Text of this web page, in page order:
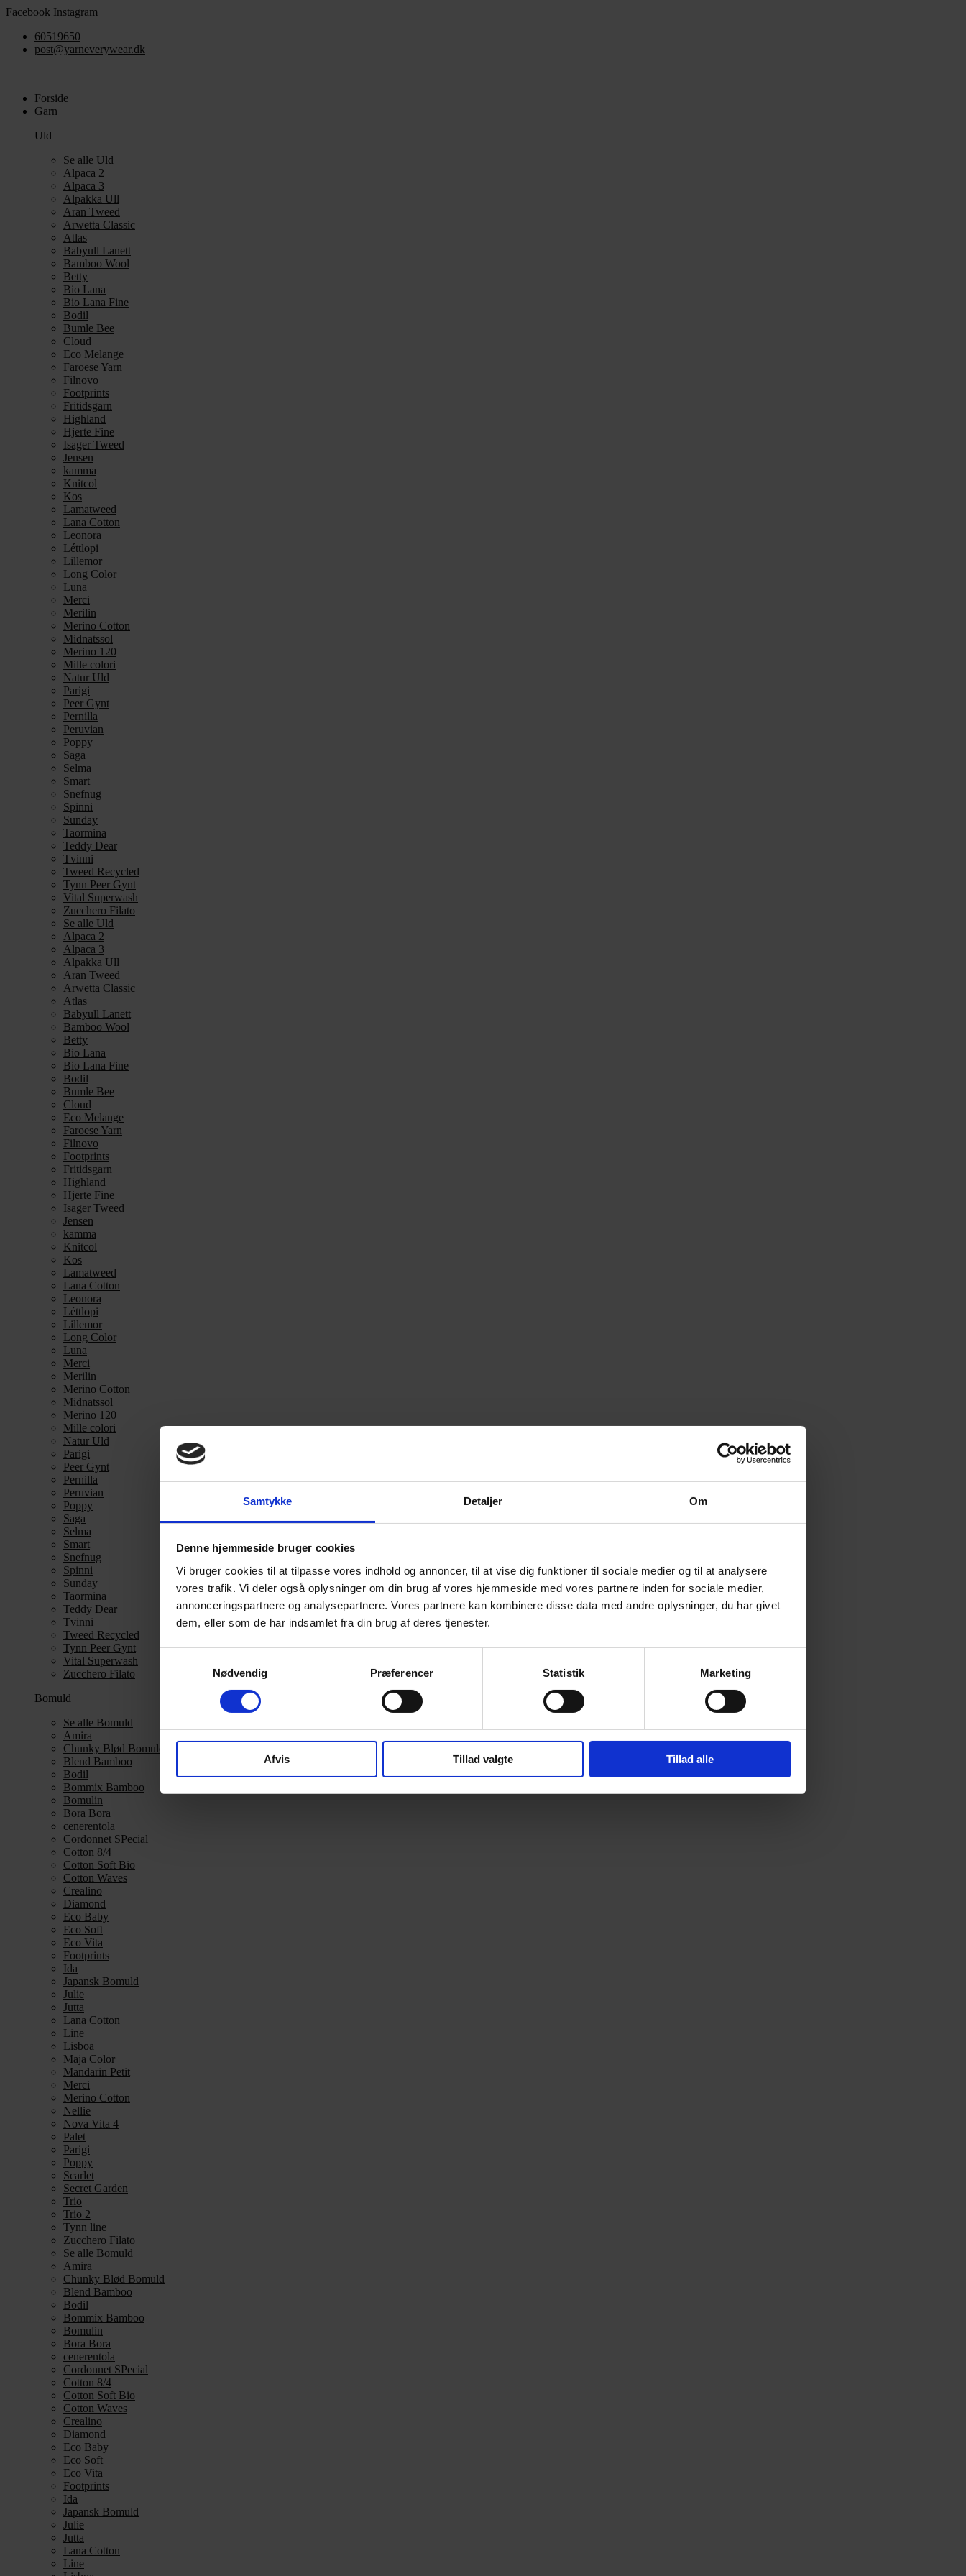
Samtykke Detaljer Om
Denne hjemmeside bruger cookies
Vi bruger cookies til at tilpasse vores indhold og annoncer, til at vise dig funktioner til sociale medier og til at analysere
vores trafik. Vi deler også oplysninger om din brug af vores hjemmeside med vores partnere inden for sociale medier,
annonceringspartnere og analysepartnere. Vores partnere kan kombinere disse data med andre oplysninger, du har givet
dem, eller som de har indsamlet fra din brug af deres tjenester.
Nødvendig
Præferencer Statistik Marketing
Afvis Tillad valgte Tillad alle
Videre
indhold
Facebook Instagram
60519650
post@yarneverywear.dk
Forside
Garn
Uld
Se alle Uld
Alpaca 2
Alpaca 3
Alpakka Ull
Aran Tweed
Arwetta Classic
Atlas
Babyull Lanett
Bamboo Wool
Betty
Bio Lana
Bio Lana Fine
Bodil
Bumle Bee
Cloud
Eco Melange
Faroese Yarn
Filnovo
Footprints
Fritidsgarn
Highland
Hjerte Fine
Isager Tweed
Jensen
kamma
Knitcol
Kos
Lamatweed
Lana Cotton
Leonora
Léttlopi
Lillemor
Long Color
Luna
Merci
Merilin
Merino Cotton
Midnatssol
Merino 120
Mille colori
Natur Uld
Parigi
Peer Gynt
Pernilla
Peruvian
Poppy
Saga
Selma
Smart
Snefnug
Spinni
Sunday
Taormina
Teddy Dear
Tvinni
Tweed Recycled
Tynn Peer Gynt
Vital Superwash
Zucchero Filato
Se alle Uld
Alpaca 2
Alpaca 3
Alpakka Ull
Aran Tweed
Arwetta Classic
Atlas
Babyull Lanett
Bamboo Wool
Betty
Bio Lana
Bio Lana Fine
Bodil
Bumle Bee
Cloud
Eco Melange
Faroese Yarn
Filnovo
Footprints
Fritidsgarn
Highland
Hjerte Fine
Isager Tweed
Jensen
kamma
Knitcol
Kos
Lamatweed
Lana Cotton
Leonora
Léttlopi
Lillemor
Long Color
Luna
Merci
Merilin
Merino Cotton
Midnatssol
Merino 120
Mille colori
Natur Uld
Parigi
Peer Gynt
Pernilla
Peruvian
Poppy
Saga
Selma
Smart
Snefnug
Spinni
Sunday
Taormina
Teddy Dear
Tvinni
Tweed Recycled
Tynn Peer Gynt
Vital Superwash
Zucchero Filato
Bomuld
Se alle Bomuld
Amira
Chunky Blød Bomuld
Blend Bamboo
Bodil
Bommix Bamboo
Bomulin
Bora Bora
cenerentola
Cordonnet SPecial
Cotton 8/4
Cotton Soft Bio
Cotton Waves
Crealino
Diamond
Eco Baby
Eco Soft
Eco Vita
Footprints
Ida
Japansk Bomuld
Julie
Jutta
Lana Cotton
Line
Lisboa
Maja Color
Mandarin Petit
Merci
Merino Cotton
Nellie
Nova Vita 4
Palet
Parigi
Poppy
Scarlet
Secret Garden
Trio
Trio 2
Tynn line
Zucchero Filato
Se alle Bomuld
Amira
Chunky Blød Bomuld
Blend Bamboo
Bodil
Bommix Bamboo
Bomulin
Bora Bora
cenerentola
Cordonnet SPecial
Cotton 8/4
Cotton Soft Bio
Cotton Waves
Crealino
Diamond
Eco Baby
Eco Soft
Eco Vita
Footprints
Ida
Japansk Bomuld
Julie
Jutta
Lana Cotton
Line